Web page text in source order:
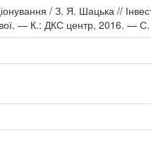
/ З. Я. Шацька //
— К.: ДКС центр, 2016. —